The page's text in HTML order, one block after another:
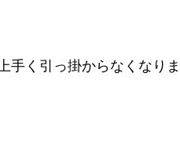
手く引っ掛からなくなり